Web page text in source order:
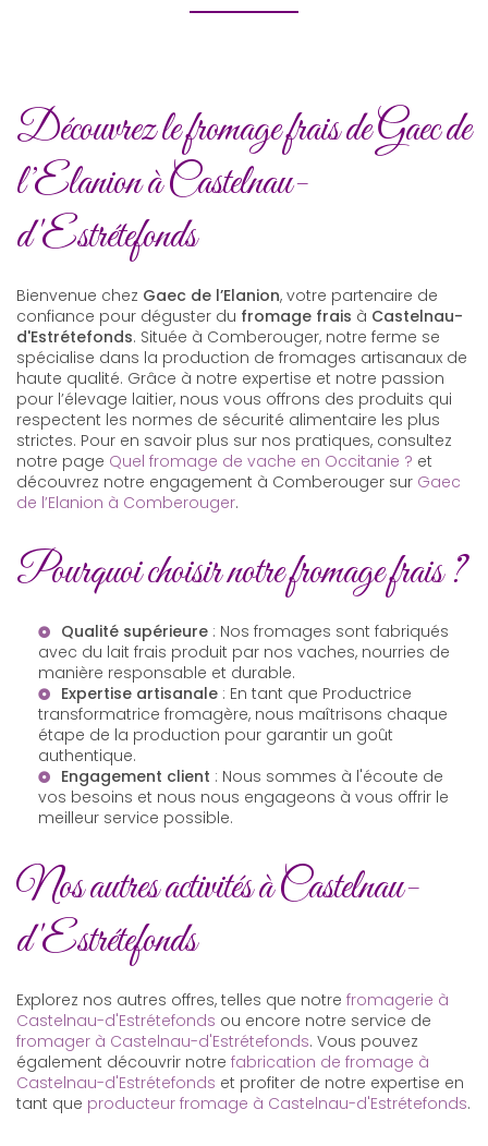
Découvrez le fromage frais de Gaec de
l’Elanion à Castelnau-
d'Estrétefonds
Bienvenue chez Gaec de l’Elanion, votre partenaire de
confiance pour déguster du fromage frais à Castelnau-
d'Estrétefonds. Située à Comberouger, notre ferme se
spécialise dans la production de fromages artisanaux de
haute qualité. Grâce à notre expertise et notre passion
pour l’élevage laitier, nous vous offrons des produits qui
respectent les normes de sécurité alimentaire les plus
strictes. Pour en savoir plus sur nos pratiques, consultez
notre page Quel fromage de vache en Occitanie ? et
découvrez notre engagement à Comberouger sur Gaec
de l’Elanion à Comberouger.
Pourquoi choisir notre fromage frais ?
Qualité supérieure : Nos fromages sont fabriqués
avec du lait frais produit par nos vaches, nourries de
manière responsable et durable.
Expertise artisanale : En tant que Productrice
transformatrice fromagère, nous maîtrisons chaque
étape de la production pour garantir un goût
authentique.
Engagement client : Nous sommes à l'écoute de
vos besoins et nous nous engageons à vous offrir le
meilleur service possible.
Nos autres activités à Castelnau-
d'Estrétefonds
Explorez nos autres offres, telles que notre fromagerie à
Castelnau-d'Estrétefonds ou encore notre service de
fromager à Castelnau-d'Estrétefonds. Vous pouvez
également découvrir notre fabrication de fromage à
Castelnau-d'Estrétefonds et profiter de notre expertise en
tant que producteur fromage à Castelnau-d'Estrétefonds.